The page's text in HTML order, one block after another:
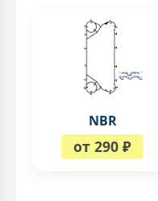
NBR
от 290 ₽